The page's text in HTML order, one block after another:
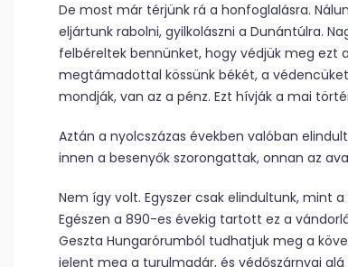
De most már térjünk rá a honfoglalásra.
eljártunk rabolni, gyilkolászni a Dunántúlra.
felbéreltek bennünket, hogy védjük meg
megtámadottal kössünk békét, a
mondják, van az a pénz. Ezt hívják a mai
Aztán a nyolcszázas években valóban
innen a besenyők szorongattak, onnan az
Nem így volt. Egyszer csak elindultunk, mint
Egészen a 890-es évekig tartott ez a
Geszta Hungarórumból tudhatjuk meg a
jelent meg a turulmadár, és védőszárnyai